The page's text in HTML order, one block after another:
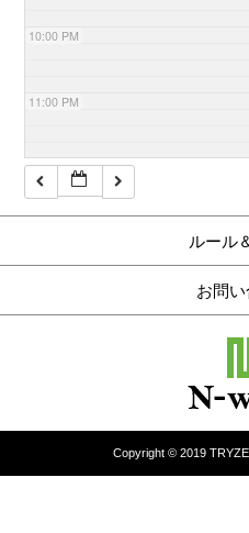
10:00 PM
11:00 PM
ルール
お問
Copyright © 2019